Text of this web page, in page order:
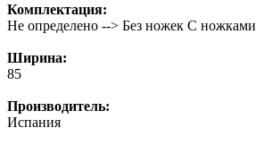
Комплектация:
Не определено --> Без ножек С ножками
Ширина:
85
Производитель:
Испания